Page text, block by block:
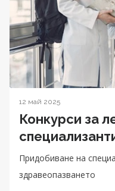
12 май 2025
Конкурси за
Придобиване на
здравеопазването